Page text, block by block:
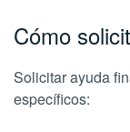
Cómo
Solicitar ayuda
específicos: